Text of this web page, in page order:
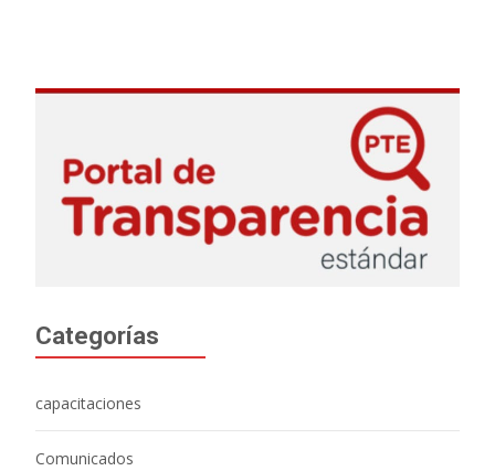
Categorías
capacitaciones
Comunicados